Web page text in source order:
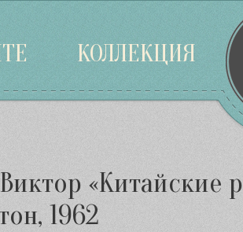
КОЛЛЕКЦИЯ
«Китайские
1962